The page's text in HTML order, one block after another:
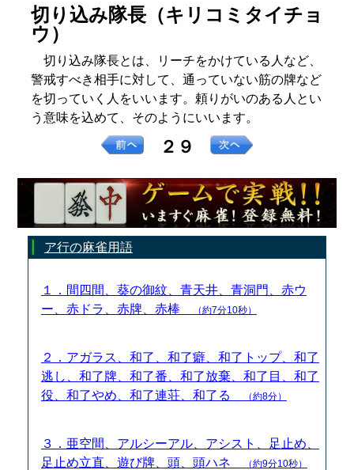
切り込み隊長（キリコミタイチョ
ウ）
切り込み隊長とは、リーチをかけている人など、
警戒すべき相手に対して、通っていない筋の牌など
を切っていく人をいいます。頼りがいのある人とい
う意味を込めて、そのようにいいます。
２９
ア行の麻雀用語
１．間四間、葵の御紋、青天井、青洞門、赤ウ
ー、赤ドラ、赤牌、赤棒
（約7分10秒）
２．アガラス、和了、和了癖、和了トップ、和了
逃し、和了牌、和了番、和了放棄、和了目、和了
役、和了やめ、和了連荘、和了る
（約8分）
３．亜空間、アルシーアル、アシスト、足止め、
足止め立直、遊び牌、頭、頭ハネ
（約9分10秒）